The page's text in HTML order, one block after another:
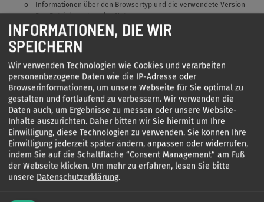
o Informationen über den Browsertyp und die verwendete Version
o Den Internet-Service-Provider des Nutzers
o Die IP-Adresse des Nutzers
o Datum und Uhrzeit des Zugriffs
o Webseiten, von denen das System des Nutzers auf unsere
Internetseite gelangt
o Webseiten, die vom System des Nutzers über unsere Webseite
aufgerufen werden
Diese Daten werden in den Logfiles unseres Systems gespeichert. Eine
Speicherung dieser Daten zusammen mit anderen personenbezogenen
Daten des Nutzers findet nicht statt.
2. Zweck der Datenverarbeitung
Die vorübergehende Speicherung der IP-Adresse durch das System ist
notwendig, um eine Auslieferung der Webseite an den Rechner des
Nutzers zu ermöglichen. Hierfür muss die IP-Adresse des Nutzers für die
INFORMATIONEN, DIE WIR
SPEICHERN
Wir verwenden Technologien wie Cookies und verarbeiten
personenbezogene Daten wie die IP-Adresse oder
Browserinformationen, um unsere Webseite für Sie optimal zu
gestalten und fortlaufend zu verbessern. Wir verwenden die
Daten auch, um Ergebnisse zu messen oder unsere Website-
Inhalte auszurichten. Daher bitten wir Sie hiermit um Ihre
Einwilligung, diese Technologien zu verwenden. Sie können Ihre
Einwilligung jederzeit später ändern, anpassen oder widerrufen,
indem Sie auf die Schaltfläche “Consent Management“ am Fuß
der Webseite klicken. Um mehr zu erfahren, lesen Sie bitte
unsere Datenschutzerklärung.